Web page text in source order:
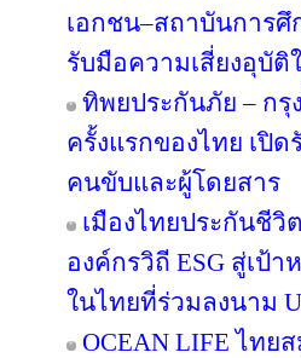
เอกชน–สถาบันการศึ
รับมือความเสี่ยงอุบั
ทิพยประกันภัย – กรุ
ครั้งแรกของไทย เปิ
คนขับและผู้โดยสาร
เมืองไทยประกันชีวิ
องค์กรวิถี ESG สู่เป้
ในไทยที่ร่วมลงนาม
OCEAN LIFE ไทย